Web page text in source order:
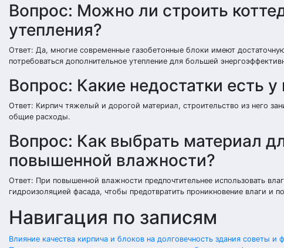
Вопрос: Можно ли строить
утепления?
Ответ: Да, многие современные газобетонные блоки имеют
потребоваться дополнительное утепление для большей
Вопрос: Какие недостатки есть
Ответ: Кирпич тяжелый и дорогой материал, строительство из него
общие расходы.
Вопрос: Как выбрать материал
повышенной влажности?
Ответ: При повышенной влажности предпочтительнее использовать
гидроизоляцией фасада, чтобы предотвратить проникновение влаги и
Навигация по записям
Влияние качества кирпича и блоков на долговечность здания советы и